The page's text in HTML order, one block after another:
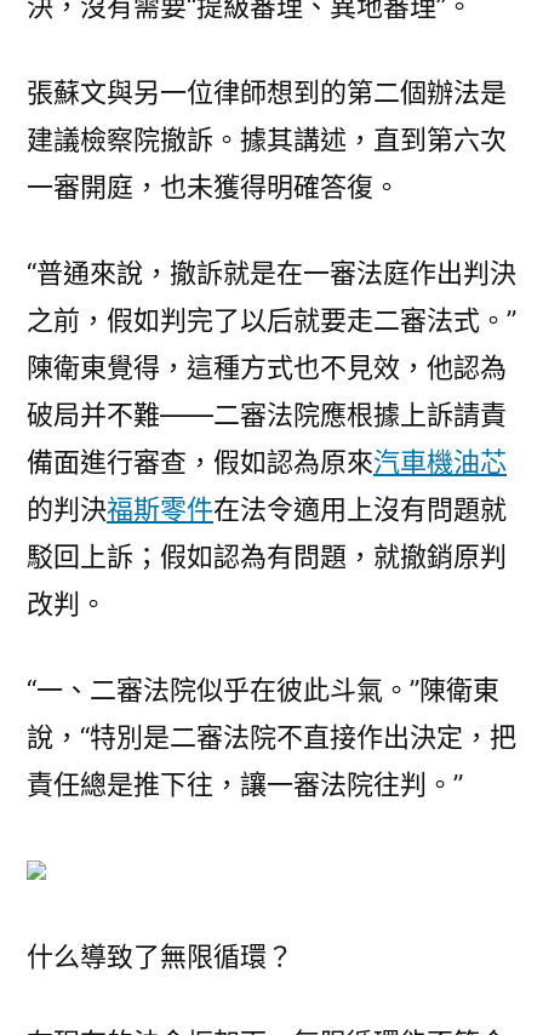
張蘇文與另一位律師想到的第二個辦法是
建議檢察院撤訴。據其講述，直到第六次
一審開庭，也未獲得明確答復。
“普通來說，撤訴就是在一審法庭作出判決
之前，假如判完了以后就要走二審法式。”
陳衛東覺得，這種方式也不見效，他認為
破局并不難——二審法院應根據上訴請責
備面進行審查，假如認為原來汽車機油芯
的判決福斯零件在法令適用上沒有問題就
駁回上訴；假如認為有問題，就撤銷原判
改判。
“一、二審法院似乎在彼此斗氣。”陳衛東
說，“特別是二審法院不直接作出決定，把
責任總是推下往，讓一審法院往判。”
什么導致了無限循環？